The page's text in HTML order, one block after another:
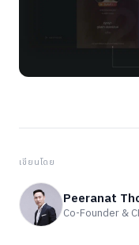
เขียนโดย
Peeranat
Co-Founder &